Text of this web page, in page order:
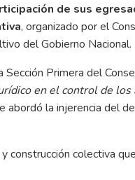
de sus
, organizado por el
del Gobierno Nacional.
Primera del
en el control de
abordó la injerencia del
construcción colectiva